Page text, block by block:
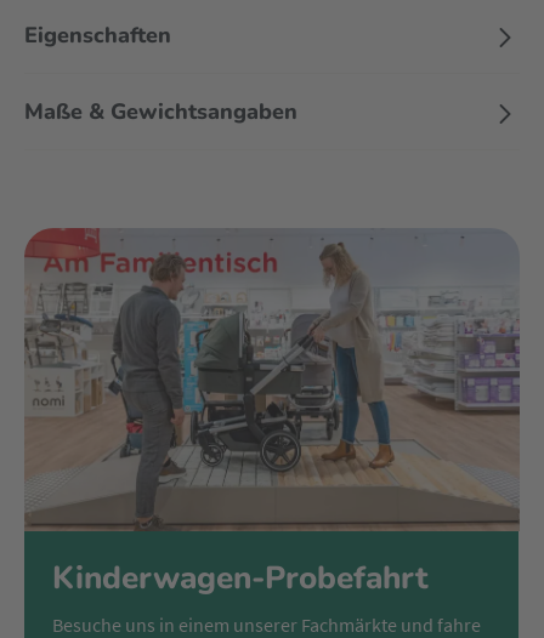
Und wenn die Reise zu Ende ist, kann der Rahmen durch den
Einhand-Faltmechanismus kompakt und mühelos
Eigenschaften
Maße & Gewichtsangaben
Kinderwagen-Probefahrt
Besuche uns in einem unserer Fachmärkte und fahre